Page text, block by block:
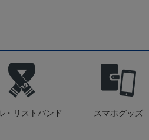
・リストバンド スマホグッズ